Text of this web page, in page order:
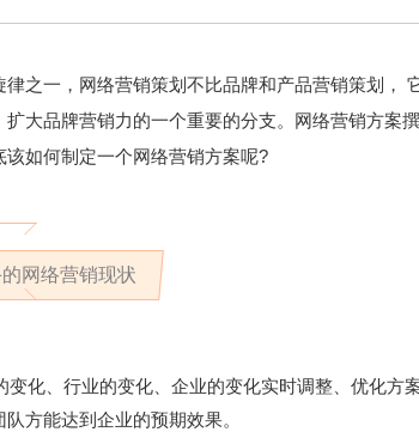
之一，网络营销策划不比品牌和产品营销策划，
大品牌营销力的一个重要的分支。网络营销方案
如何制定一个网络营销方案呢?
网络营销现状
化、行业的变化、企业的变化实时调整、优化方
方能达到企业的预期效果。